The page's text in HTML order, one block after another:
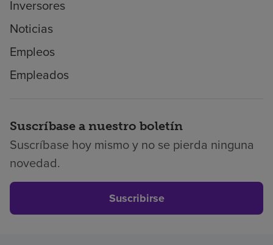
Inversores
Noticias
Empleos
Empleados
Suscríbase a nuestro boletín
Suscríbase hoy mismo y no se pierda ninguna
novedad.
Suscribirse